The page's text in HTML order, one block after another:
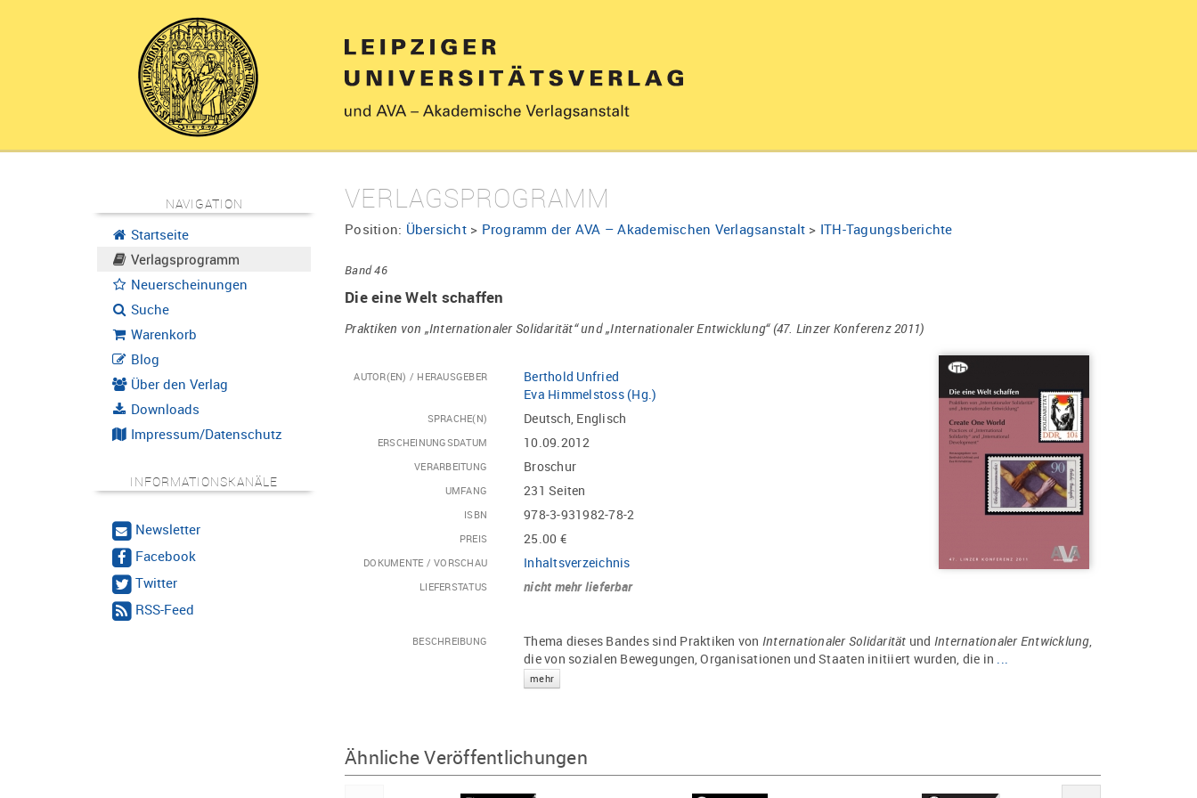
NAVIGATION
Startseite
Verlagsprogramm
Neuerscheinungen
Suche
Warenkorb
Blog
Über den Verlag
Downloads
Impressum/Datenschutz
INFORMATIONSKANÄLE
Newsletter
Facebook
Twitter
RSS-Feed
VERLAGSPROGRAMM
Position: Übersicht> Programm der AVA – Akademischen Verlagsanstalt > ITH-Tagungsberichte
Band 46
Die eine Welt schaffen
Praktiken von „Internationaler Solidarität“ und „Internationaler Entwicklung“ (47. Linzer Konferenz 2011)
AUTOR(EN) / HERAUSGEBER
Berthold Unfried
Eva Himmelstoss (Hg.)
SPRACHE(N) Deutsch, Englisch
ERSCHEINUNGSDATUM 10.09.2012
VERARBEITUNG Broschur
UMFANG 231 Seiten
ISBN 978-3-931982-78-2
PREIS 25.00 €
DOKUMENTE / VORSCHAU Inhaltsverzeichnis
LIEFERSTATUS nicht mehr lieferbar
BESCHREIBUNG Thema dieses Bandes sind Praktiken von Internationaler Solidarität und Internationaler Entwicklung,
die von sozialen Bewegungen, Organisationen und Staaten initiiert wurden, die in ...
mehr
Ähnliche Veröffentlichungen